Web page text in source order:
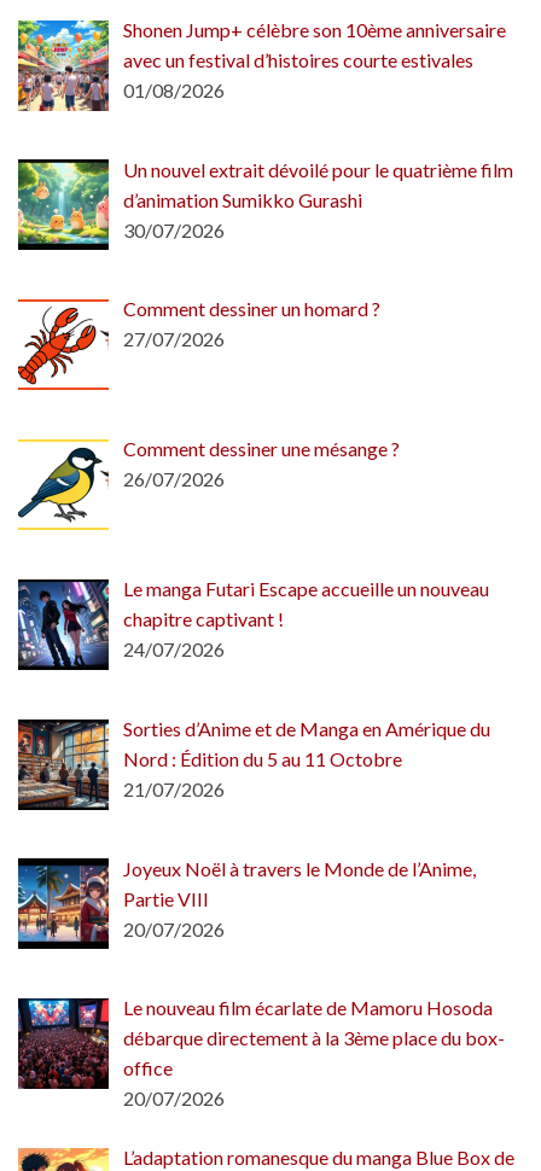
Shonen Jump+ célèbre son 10ème anniversaire
avec un festival d’histoires courte estivales
01/08/2026
Un nouvel extrait dévoilé pour le quatrième film
d’animation Sumikko Gurashi
30/07/2026
Comment dessiner un homard ?
27/07/2026
Comment dessiner une mésange ?
26/07/2026
Le manga Futari Escape accueille un nouveau
chapitre captivant !
24/07/2026
Sorties d’Anime et de Manga en Amérique du
Nord : Édition du 5 au 11 Octobre
21/07/2026
Joyeux Noël à travers le Monde de l’Anime,
Partie VIII
20/07/2026
Le nouveau film écarlate de Mamoru Hosoda
débarque directement à la 3ème place du box-
office
20/07/2026
L’adaptation romanesque du manga Blue Box de